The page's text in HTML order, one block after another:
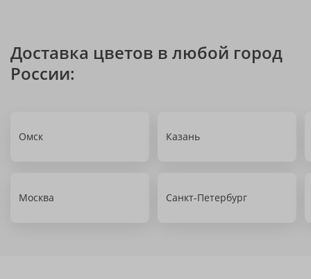
Доставка цветов в любой город
России:
Омск Казань
Москва Санкт-Петербург